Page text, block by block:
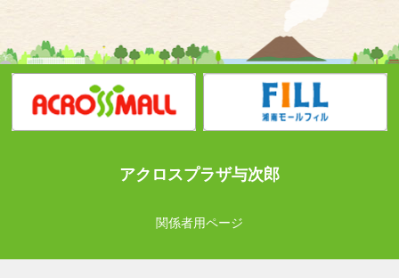
アクロスプラザ与次郎
関係者用ページ